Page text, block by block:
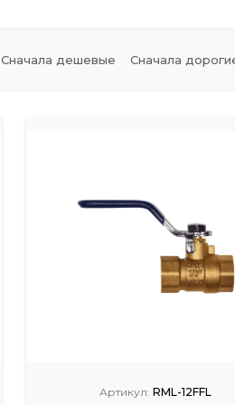
Сначала дешевые Сначала
Артикул: RML-12FFL